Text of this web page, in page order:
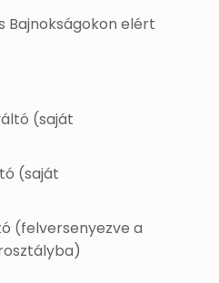
Bajnokságokon elért
(saját
(saját
(felversenyezve a